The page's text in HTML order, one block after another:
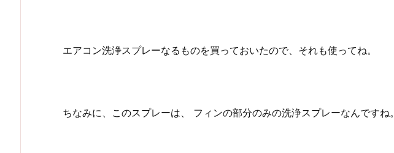
エアコン洗浄スプレーなるものを買っておいたので、それも使ってね。
ちなみに、このスプレーは、 フィンの部分のみの洗浄スプレーなんですね。